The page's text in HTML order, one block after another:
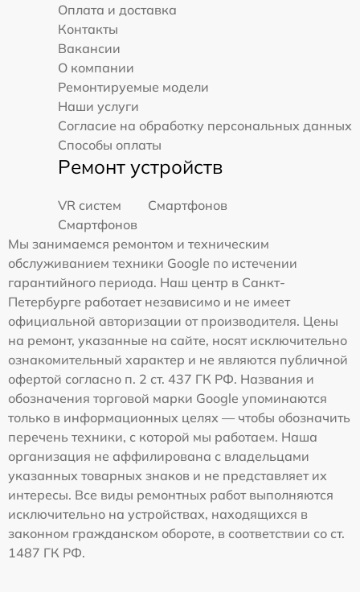
Оплата и доставка
Контакты
Вакансии
О компании
Ремонтируемые модели
Наши услуги
Согласие на обработку персональных данных
Способы оплаты
Ремонт устройств
VR систем
Смартфонов
Смартфонов
Мы занимаемся ремонтом и техническим
обслуживанием техники Google по истечении
гарантийного периода. Наш центр в Санкт-
Петербурге работает независимо и не имеет
официальной авторизации от производителя. Цены
на ремонт, указанные на сайте, носят исключительно
ознакомительный характер и не являются публичной
офертой согласно п. 2 ст. 437 ГК РФ. Названия и
обозначения торговой марки Google упоминаются
только в информационных целях — чтобы обозначить
перечень техники, с которой мы работаем. Наша
организация не аффилирована с владельцами
указанных товарных знаков и не представляет их
интересы. Все виды ремонтных работ выполняются
исключительно на устройствах, находящихся в
законном гражданском обороте, в соответствии со ст.
1487 ГК РФ.